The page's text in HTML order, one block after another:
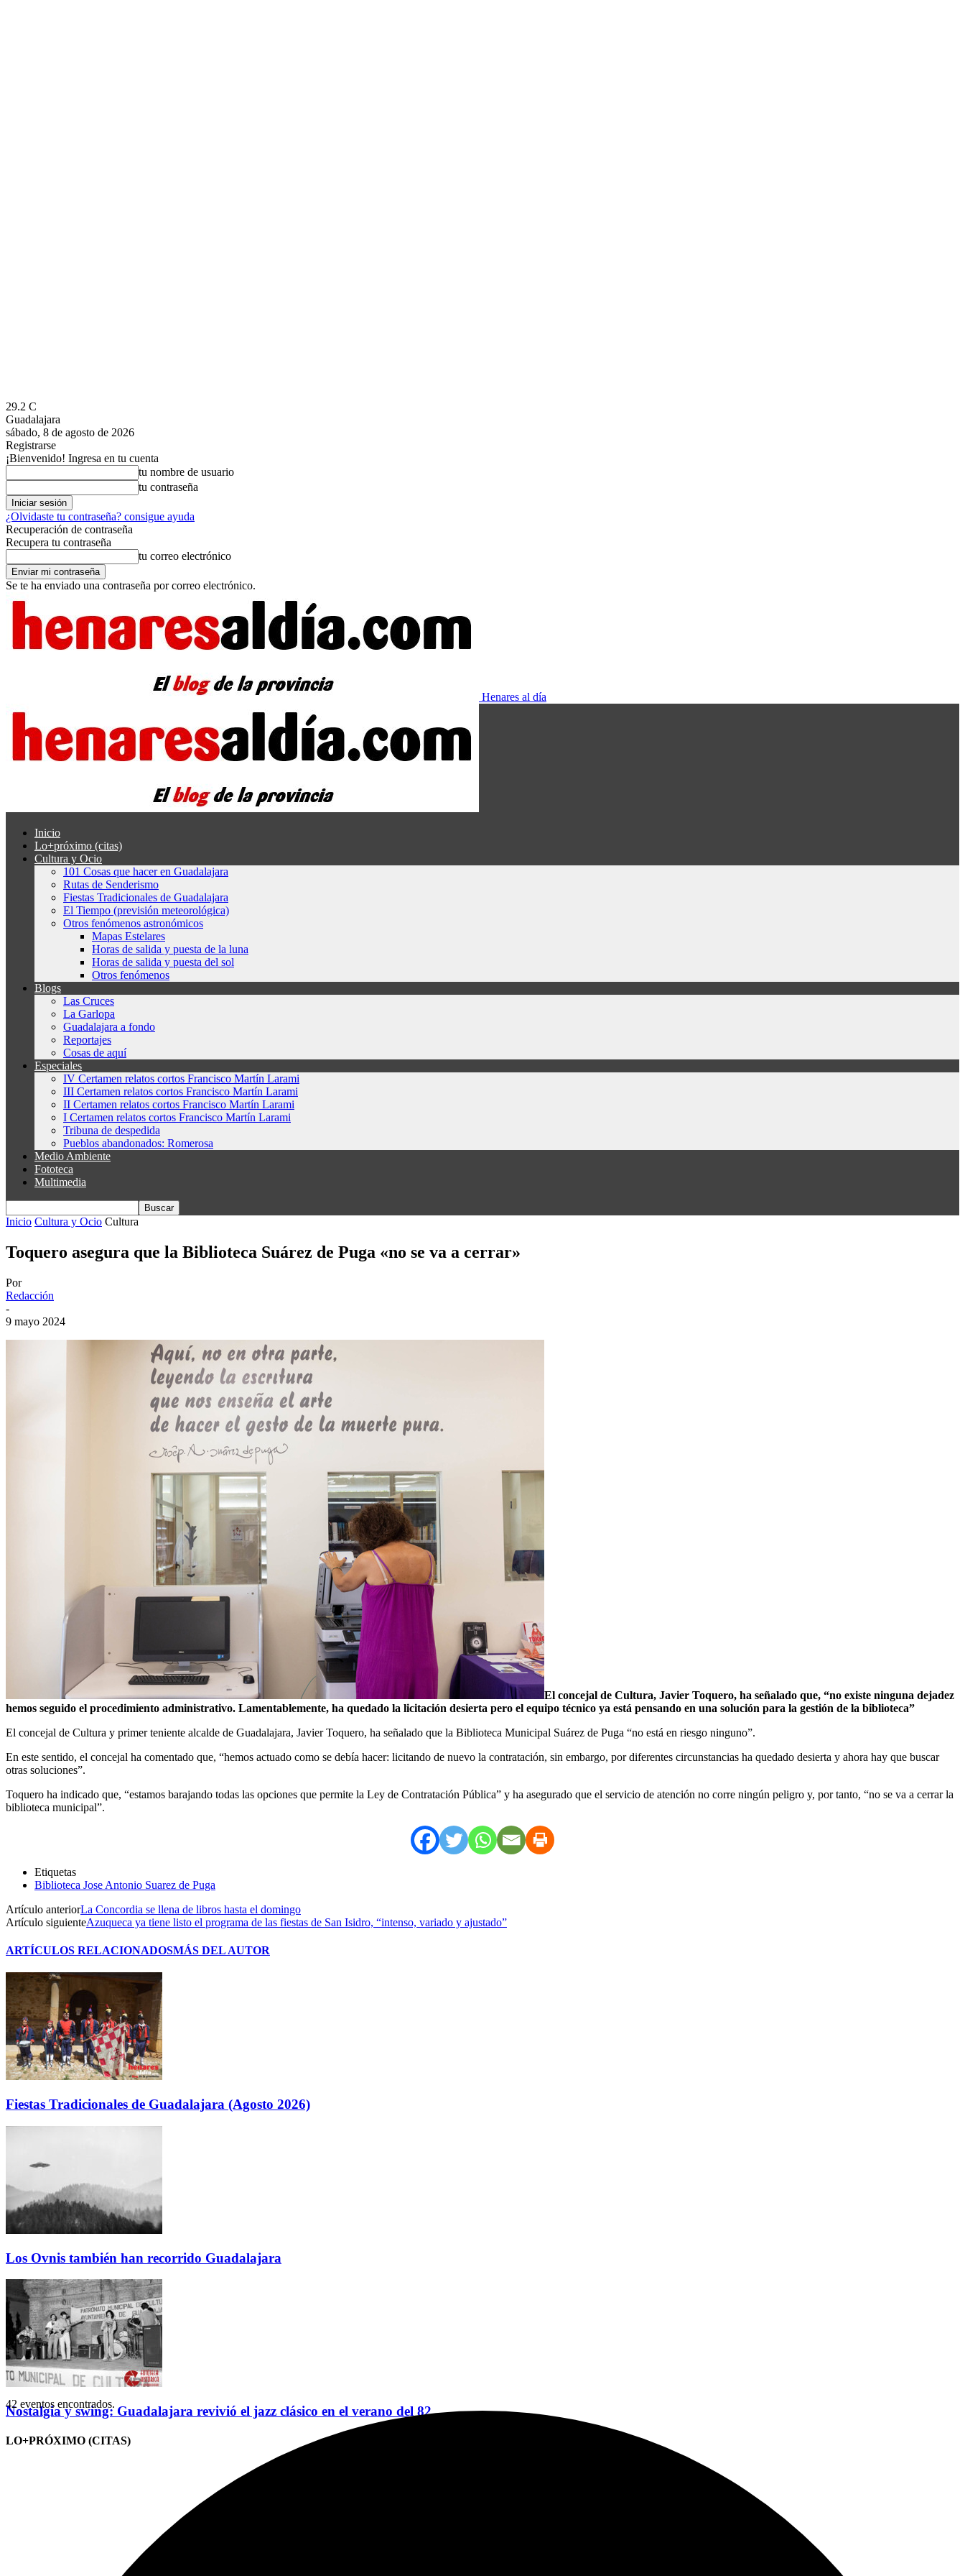
29.2 C
Guadalajara
sábado, 8 de agosto de 2026
Registrarse
¡Bienvenido! Ingresa en tu cuenta
tu nombre de usuario
tu contraseña
¿Olvidaste tu contraseña? consigue ayuda
Recuperación de contraseña
Recupera tu contraseña
tu correo electrónico
Se te ha enviado una contraseña por correo electrónico.
Henares al día
Inicio
Lo+próximo (citas)
Cultura y Ocio
101 Cosas que hacer en Guadalajara
Rutas de Senderismo
Fiestas Tradicionales de Guadalajara
El Tiempo (previsión meteorológica)
Otros fenómenos astronómicos
Mapas Estelares
Horas de salida y puesta de la luna
Horas de salida y puesta del sol
Otros fenómenos
Blogs
Las Cruces
La Garlopa
Guadalajara a fondo
Reportajes
Cosas de aquí
Especiales
IV Certamen relatos cortos Francisco Martín Larami
III Certamen relatos cortos Francisco Martín Larami
II Certamen relatos cortos Francisco Martín Larami
I Certamen relatos cortos Francisco Martín Larami
Tribuna de despedida
Pueblos abandonados: Romerosa
Medio Ambiente
Fototeca
Multimedia
Inicio Cultura y Ocio Cultura
Toquero asegura que la Biblioteca Suárez de Puga «no se va a cerrar»
Por
Redacción
-
9 mayo 2024
El concejal de Cultura, Javier Toquero, ha señalado que, “no existe ninguna dejadez
hemos seguido el procedimiento administrativo. Lamentablemente, ha quedado la licitación desierta pero el equipo técnico ya está pensando en una solución para la gestión de la biblioteca”
El concejal de Cultura y primer teniente alcalde de Guadalajara, Javier Toquero, ha señalado que la Biblioteca Municipal Suárez de Puga “no está en riesgo ninguno”.
En este sentido, el concejal ha comentado que, “hemos actuado como se debía hacer: licitando de nuevo la contratación, sin embargo, por diferentes circunstancias ha quedado desierta y ahora hay que buscar
otras soluciones”.
Toquero ha indicado que, “estamos barajando todas las opciones que permite la Ley de Contratación Pública” y ha asegurado que el servicio de atención no corre ningún peligro y, por tanto, “no se va a cerrar la
biblioteca municipal”.
Etiquetas
Biblioteca Jose Antonio Suarez de Puga
Artículo anteriorLa Concordia se llena de libros hasta el domingo
Artículo siguienteAzuqueca ya tiene listo el programa de las fiestas de San Isidro, “intenso, variado y ajustado”
ARTÍCULOS RELACIONADOSMÁS DEL AUTOR
Fiestas Tradicionales de Guadalajara (Agosto 2026)
Los Ovnis también han recorrido Guadalajara
Nostalgia y swing: Guadalajara revivió el jazz clásico en el verano del 82
LO+PRÓXIMO (CITAS)
42 eventos encontrados.